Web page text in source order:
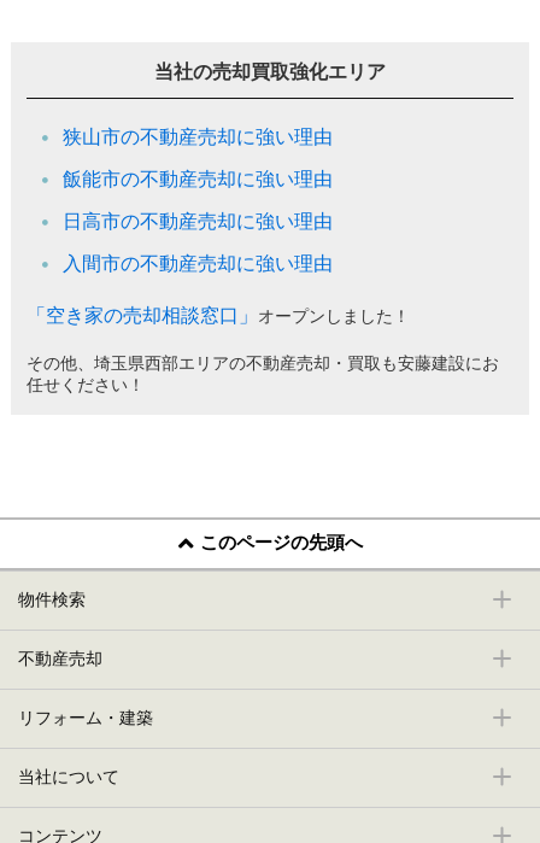
当社の売却買取強化エリア
狭山市の不動産売却に強い理由
飯能市の不動産売却に強い理由
日高市の不動産売却に強い理由
入間市の不動産売却に強い理由
「空き家の売却相談窓口」 オープンしました！
その他、埼玉県西部エリアの不動産売却・買取も安藤建設にお
任せください！
このページの先頭へ
物件検索
不動産売却
リフォーム・建築
当社について
コンテンツ